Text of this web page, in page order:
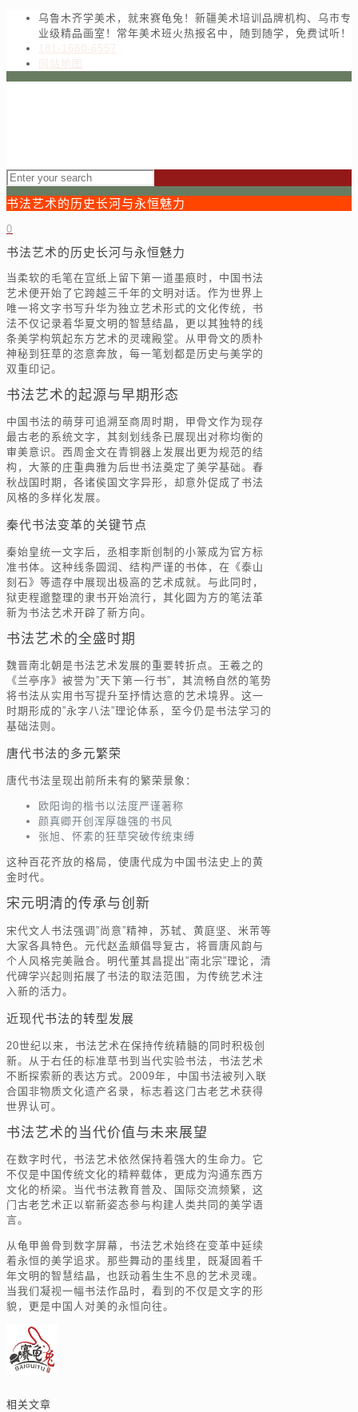
乌鲁木齐学美术，就来赛龟兔！新疆美术培训品牌机构、乌市专
业级精品画室！常年美术班火热报名中，随到随学，免费试听！
181-1680-6557
网站地图
书法艺术的历史长河与永恒魅力
0
书法艺术的历史长河与永恒魅力
当柔软的毛笔在宣纸上留下第一道墨痕时，中国书法
艺术便开始了它跨越三千年的文明对话。作为世界上
唯一将文字书写升华为独立艺术形式的文化传统，书
法不仅记录着华夏文明的智慧结晶，更以其独特的线
条美学构筑起东方艺术的灵魂殿堂。从甲骨文的质朴
神秘到狂草的恣意奔放，每一笔划都是历史与美学的
双重印记。
书法艺术的起源与早期形态
中国书法的萌芽可追溯至商周时期，甲骨文作为现存
最古老的系统文字，其刻划线条已展现出对称均衡的
审美意识。西周金文在青铜器上发展出更为规范的结
构，大篆的庄重典雅为后世书法奠定了美学基础。春
秋战国时期，各诸侯国文字异形，却意外促成了书法
风格的多样化发展。
秦代书法变革的关键节点
秦始皇统一文字后，丞相李斯创制的小篆成为官方标
准书体。这种线条圆润、结构严谨的书体，在《泰山
刻石》等遗存中展现出极高的艺术成就。与此同时，
狱吏程邈整理的隶书开始流行，其化圆为方的笔法革
新为书法艺术开辟了新方向。
书法艺术的全盛时期
魏晋南北朝是书法艺术发展的重要转折点。王羲之的
《兰亭序》被誉为”天下第一行书”，其流畅自然的笔势
将书法从实用书写提升至抒情达意的艺术境界。这一
时期形成的”永字八法”理论体系，至今仍是书法学习的
基础法则。
唐代书法的多元繁荣
唐代书法呈现出前所未有的繁荣景象：
欧阳询的楷书以法度严谨著称
颜真卿开创浑厚雄强的书风
张旭、怀素的狂草突破传统束缚
这种百花齐放的格局，使唐代成为中国书法史上的黄
金时代。
宋元明清的传承与创新
宋代文人书法强调”尚意”精神，苏轼、黄庭坚、米芾等
大家各具特色。元代赵孟頫倡导复古，将晋唐风韵与
个人风格完美融合。明代董其昌提出”南北宗”理论，清
代碑学兴起则拓展了书法的取法范围，为传统艺术注
入新的活力。
近现代书法的转型发展
20世纪以来，书法艺术在保持传统精髓的同时积极创
新。从于右任的标准草书到当代实验书法，书法艺术
不断探索新的表达方式。2009年，中国书法被列入联
合国非物质文化遗产名录，标志着这门古老艺术获得
世界认可。
书法艺术的当代价值与未来展望
在数字时代，书法艺术依然保持着强大的生命力。它
不仅是中国传统文化的精粹载体，更成为沟通东西方
文化的桥梁。当代书法教育普及、国际交流频繁，这
门古老艺术正以崭新姿态参与构建人类共同的美学语
言。
从龟甲兽骨到数字屏幕，书法艺术始终在变革中延续
着永恒的美学追求。那些舞动的墨线里，既凝固着千
年文明的智慧结晶，也跃动着生生不息的艺术灵魂。
当我们凝视一幅书法作品时，看到的不仅是文字的形
貌，更是中国人对美的永恒向往。
相关文章